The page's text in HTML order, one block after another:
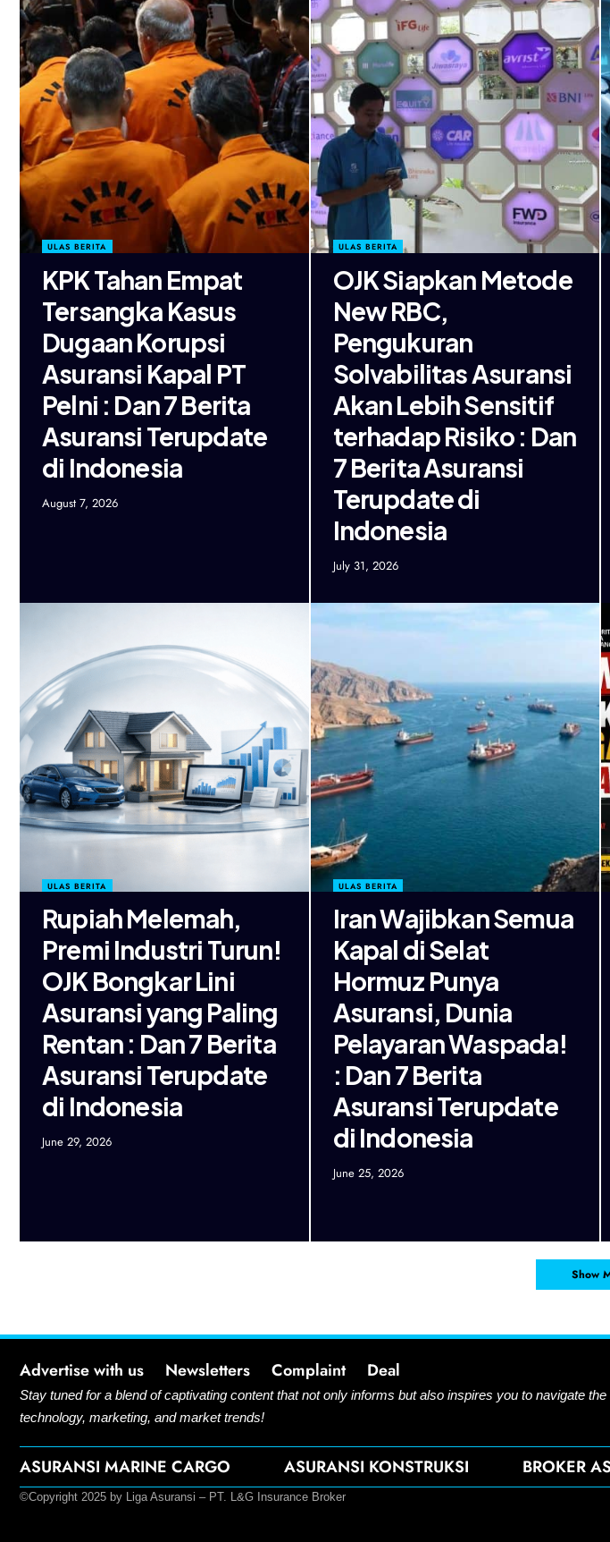
ULAS BERITA
KPK Tahan Empat
Tersangka Kasus
Dugaan Korupsi
Asuransi Kapal PT
Pelni : Dan 7 Berita
Asuransi Terupdate
di Indonesia
August 7, 2026
ULAS BERITA
OJK Siapkan Metode
New RBC,
Pengukuran
Solvabilitas Asuransi
Akan Lebih Sensitif
terhadap Risiko : Dan
7 Berita Asuransi
Terupdate di
Indonesia
July 31, 2026
ULAS BERITA
Rupiah Melemah,
Premi Industri Turun!
OJK Bongkar Lini
Asuransi yang Paling
Rentan : Dan 7 Berita
Asuransi Terupdate
di Indonesia
June 29, 2026
ULAS BERITA
Iran Wajibkan Semua
Kapal di Selat
Hormuz Punya
Asuransi, Dunia
Pelayaran Waspada!
: Dan 7 Berita
Asuransi Terupdate
di Indonesia
June 25, 2026
Show
Advertise with us Newsletters Complaint Deal
Stay tuned for a blend of captivating content that not only informs but also inspires you to navigate
technology, marketing, and market trends!
ASURANSI MARINE CARGO ASURANSI KONSTRUKSI BROKER
©Copyright 2025 by Liga Asuransi – PT. L&G Insurance Broker